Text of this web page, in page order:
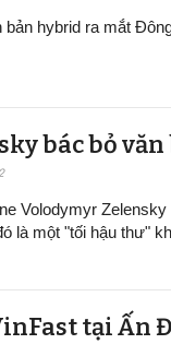
bản hybrid ra mắt
bác bỏ
Volodymyr
là một "tối hậu thư"
tại Ấn